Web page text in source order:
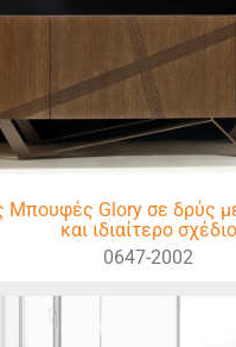
Μπουφές Glory σε δρύς
και ιδιαίτερο σχέδιο
0647-2002